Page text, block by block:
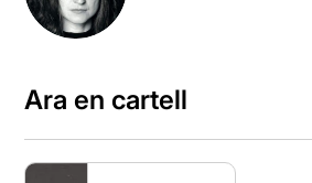
Ara en cartell